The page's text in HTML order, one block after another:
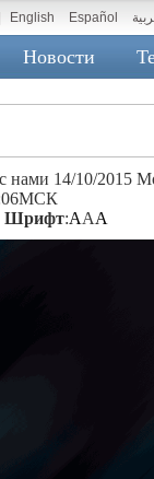
English Español
Новости
нами 14/10/2015
Шрифт:AAA